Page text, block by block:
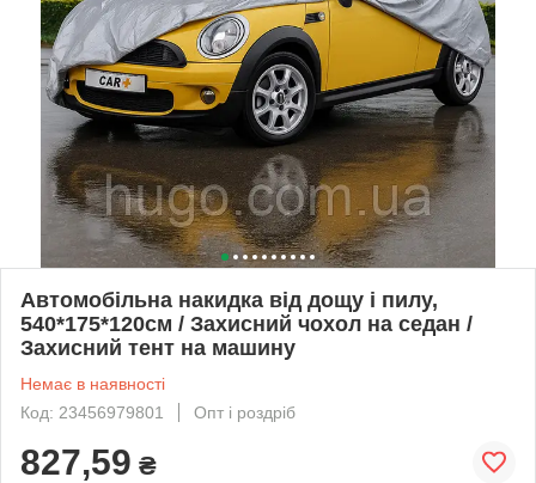
Автомобільна накидка від дощу і пилу,
540*175*120см / Захисний чохол на седан /
Захисний тент на машину
Немає в наявності
Код: 23456979801
Опт і роздріб
827,59 ₴